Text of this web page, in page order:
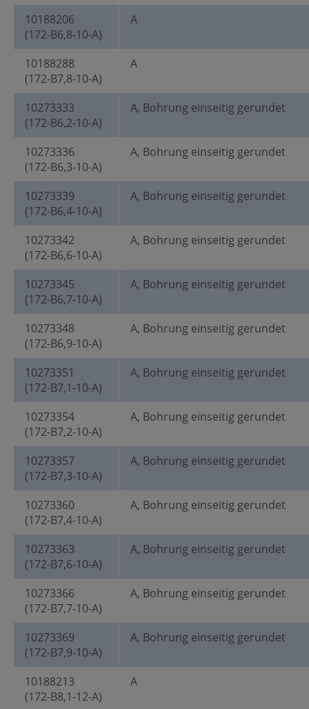
10188206
(172-B6,8-10-A)
A
10188288
(172-B7,8-10-A)
A
10273333
(172-B6,2-10-A)
A, Bohrung einseitig gerundet
10273336
(172-B6,3-10-A)
A, Bohrung einseitig gerundet
10273339
(172-B6,4-10-A)
A, Bohrung einseitig gerundet
10273342
(172-B6,6-10-A)
A, Bohrung einseitig gerundet
10273345
(172-B6,7-10-A)
A, Bohrung einseitig gerundet
10273348
(172-B6,9-10-A)
A, Bohrung einseitig gerundet
10273351
(172-B7,1-10-A)
A, Bohrung einseitig gerundet
10273354
(172-B7,2-10-A)
A, Bohrung einseitig gerundet
10273357
(172-B7,3-10-A)
A, Bohrung einseitig gerundet
10273360
(172-B7,4-10-A)
A, Bohrung einseitig gerundet
10273363
(172-B7,6-10-A)
A, Bohrung einseitig gerundet
10273366
(172-B7,7-10-A)
A, Bohrung einseitig gerundet
10273369
(172-B7,9-10-A)
A, Bohrung einseitig gerundet
10188213
(172-B8,1-12-A)
A